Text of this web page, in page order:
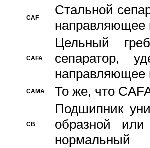
CAF
Стальной
направляющее
CAFA
Цельный
сепаратор,
направляющее
CAMA То же, что
CB
Подшипник
образной
нормальный